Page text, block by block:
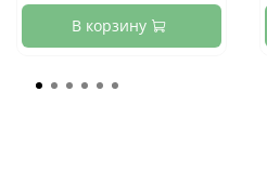
В корзину